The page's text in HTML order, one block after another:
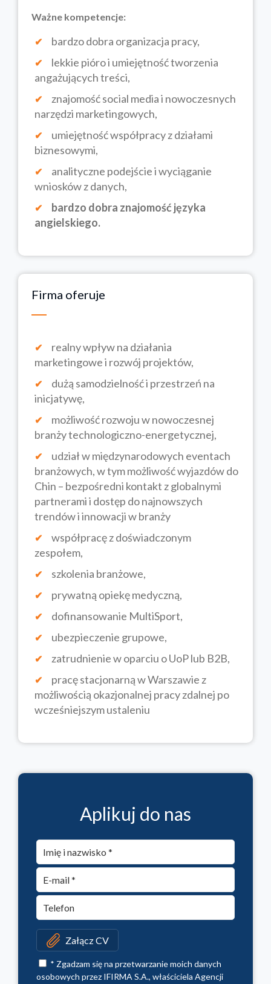
Ważne kompetencje:
bardzo dobra organizacja pracy,
lekkie pióro i umiejętność tworzenia
angażujących treści,
znajomość social media i nowoczesnych
narzędzi marketingowych,
umiejętność współpracy z działami
biznesowymi,
analityczne podejście i wyciąganie
wniosków z danych,
bardzo dobra znajomość języka
angielskiego.
Firma oferuje
realny wpływ na działania
marketingowe i rozwój projektów,
dużą samodzielność i przestrzeń na
inicjatywę,
możliwość rozwoju w nowoczesnej
branży technologiczno-energetycznej,
udział w międzynarodowych eventach
branżowych, w tym możliwość wyjazdów do
Chin – bezpośredni kontakt z globalnymi
partnerami i dostęp do najnowszych
trendów i innowacji w branży
współpracę z doświadczonym
zespołem,
szkolenia branżowe,
prywatną opiekę medyczną,
dofinansowanie MultiSport,
ubezpieczenie grupowe,
zatrudnienie w oparciu o UoP lub B2B,
pracę stacjonarną w Warszawie z
możliwością okazjonalnej pracy zdalnej po
wcześniejszym ustaleniu
Aplikuj do nas
Załącz CV
* Zgadzam się na przetwarzanie moich danych
osobowych przez IFIRMA S.A., właściciela Agencji